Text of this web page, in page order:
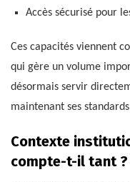
Accès sécurisé pour
Ces capacités viennent
qui gère un volume
désormais servir
maintenant ses
Contexte
compte-t-il tant ?